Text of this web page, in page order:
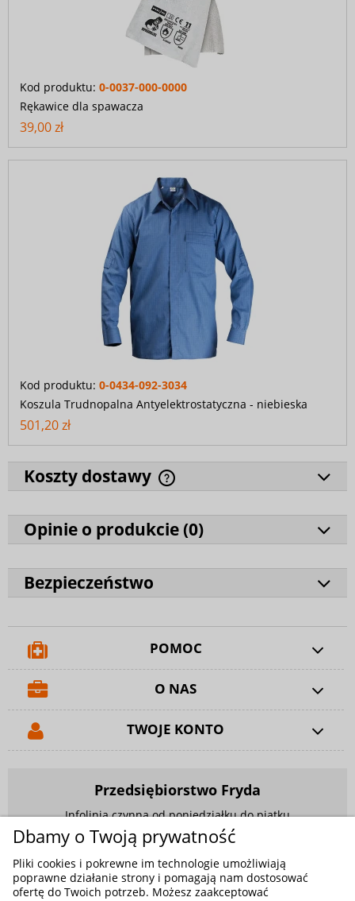
Kod produktu: 0-0037-000-0000
Rękawice dla spawacza
39,00 zł
Kod produktu: 0-0434-092-3034
Koszula Trudnopalna Antyelektrostatyczna - niebieska
501,20 zł
Koszty dostawy
Opinie o produkcie (0)
Bezpieczeństwo
POMOC
O NAS
TWOJE KONTO
Przedsiębiorstwo Fryda
Infolinia czynna od poniedziałku do piątku
w godzinach 9.00 - 17.00
881 703 704
E-mail:sklep@fryda.com.pl
Dbamy o Twoją prywatność
Pliki cookies i pokrewne im technologie umożliwiają
poprawne działanie strony i pomagają nam dostosować
ofertę do Twoich potrzeb. Możesz zaakceptować